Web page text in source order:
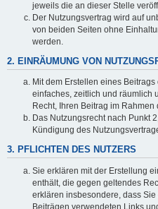
jeweils die an dieser Stelle
Der Nutzungsvertrag wird auf
von beiden Seiten ohne
werden.
2. EINRÄUMUNG VON
Mit dem Erstellen eines
einfaches, zeitlich und räumlich
Recht, Ihren Beitrag im
Das Nutzungsrecht nach Punkt
Kündigung des
3. PFLICHTEN DES NUTZERS
Sie erklären mit der Erstellung
enthält, die gegen geltendes
erklären insbesondere, dass
Beiträgen verwendeten Links